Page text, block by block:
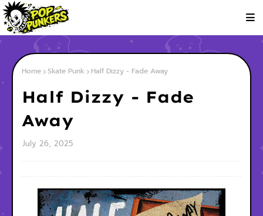
Home Skate Punk Half Dizzy - Fade Away
Half Dizzy - Fade
Away
July 26, 2025